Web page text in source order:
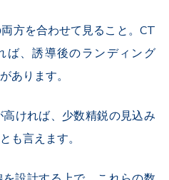
方を合わせて見ること。 CT
ば、誘導後のランディング
あります。
高ければ、少数精鋭の見込み
も言えます。